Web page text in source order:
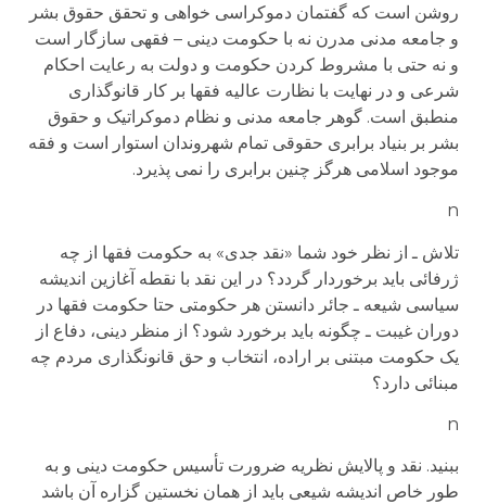
روشن است که گفتمان دموکراسی خواهی و تحقق حقوق بشر
و جامعه مدنی مدرن نه با حکومت دینی – فقهی سازگار است
و نه حتی با مشروط کردن حکومت و دولت به رعایت احکام
شرعی و در نهایت با نظارت عالیه فقها بر کار قانوگذاری
منطبق است. گوهر جامعه مدنی و نظام دموکراتیک و حقوق
بشر بر بنیاد برابری حقوقی تمام شهروندان استوار است و فقه
موجود اسلامی هرگز چنین برابری را نمی پذیرد.
n
تلاش ـ از نظر خود شما «نقد جدی» به حکومت فقها از چه
ژرفائی بايد برخوردار گردد؟ در اين نقد با نقطه آغازين انديشه
سياسی شيعه ـ جائر دانستن هر حکومتی حتا حکومت فقها در
دوران غيبت ـ چگونه بايد برخورد شود؟ از منظر دينی، دفاع از
يک حکومت مبتنی بر اراده، انتخاب و حق قانونگذاری مردم چه
مبنائی دارد؟
n
ببنید. نقد و پالایش نظریه ضرورت تأسیس حکومت دینی و به
طور خاص اندیشه شیعی باید از همان نخستین گزاره آن باشد